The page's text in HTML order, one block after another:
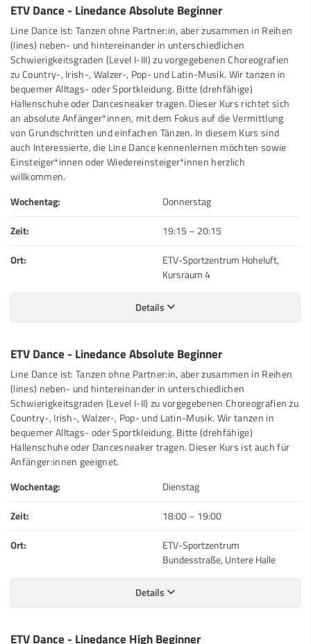
ETV Dance - Linedance Absolute Beginner
Line Dance ist: Tanzen ohne Partner:in, aber zusammen in Reihen
(lines) neben- und hintereinander in unterschiedlichen
Schwierigkeitsgraden (Level I-III) zu vorgegebenen Choreografien
zu Country-, Irish-, Walzer-, Pop- und Latin-Musik. Wir tanzen in
bequemer Alltags- oder Sportkleidung. Bitte (drehfähige)
Hallenschuhe oder Dancesneaker tragen. Dieser Kurs richtet sich
an absolute Anfänger*innen, mit dem Fokus auf die Vermittlung
von Grundschritten und einfachen Tänzen. In diesem Kurs sind
auch Interessierte, die Line Dance kennenlernen möchten sowie
Einsteiger*innen oder Wiedereinsteiger*innen herzlich
willkommen.
Wochentag:
Donnerstag
Zeit:
19:15 – 20:15
Ort:
ETV-Sportzentrum Hoheluft,
Kursraum 4
Details
ETV Dance - Linedance Absolute Beginner
Line Dance ist: Tanzen ohne Partner:in, aber zusammen in Reihen
(lines) neben- und hintereinander in unterschiedlichen
Schwierigkeitsgraden (Level I-II) zu vorgegebenen Choreografien zu
Country-, Irish-, Walzer-, Pop- und Latin-Musik. Wir tanzen in
bequemer Alltags- oder Sportkleidung. Bitte (drehfähige)
Hallenschuhe oder Dancesneaker tragen. Dieser Kurs ist auch für
Anfänger:innen geeignet.
Wochentag:
Dienstag
Zeit:
18:00– 19:00
Ort:
ETV-Sportzentrum
Bundesstraße, Untere Halle
Details
ETV Dance - Linedance High Beginner